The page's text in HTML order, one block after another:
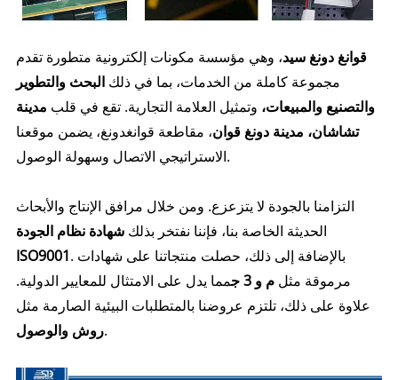
قوانغ دونغ سيد، وهي مؤسسة مكونات إلكترونية متطورة تقدم
مجموعة كاملة من الخدمات، بما في ذلكالبحث والتطوير
والتصنيع والمبيعات، وتمثيل العلامة التجارية. تقع في قلب مدينة
تشاشان، مدينة دونغ قوان، مقاطعة قوانغدونغ، يضمن موقعنا
الاستراتيجي الاتصال وسهولة الوصول.
التزامنا بالجودة لا يتزعزع. ومن خلال مرافق الإنتاج والأبحاث
الحديثة الخاصة بنا، فإننا نفتخر بذلكشهادة نظام الجودة
ISO9001. بالإضافة إلى ذلك، حصلت منتجاتنا على شهادات
مرموقة مثلم و 3 ج
مما يدل على الامتثال للمعايير الدولية.
علاوة على ذلك، تلتزم عروضنا بالمتطلبات البيئية الصارمة مثل
روش والوصول.